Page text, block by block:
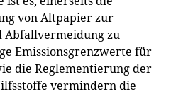
von Altpapier zur
Abfallvermeidung zu
Emissionsgrenzwerte für
die Reglementierung der
vermindern die